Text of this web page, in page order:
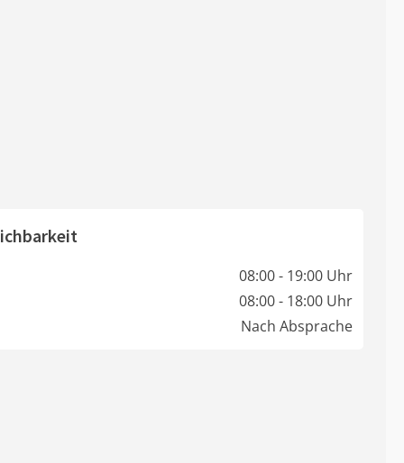
08:00 - 19:00 Uhr
08:00 - 18:00 Uhr
Nach Absprache